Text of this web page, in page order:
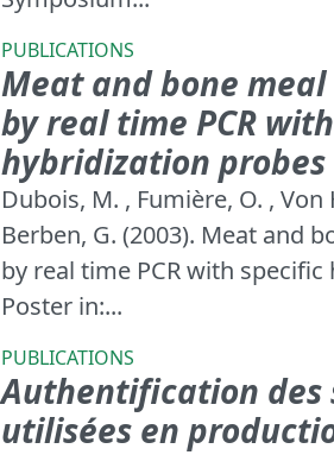
PUBLICATIONS
Meat and bone
by real time PCR
hybridization probes
Dubois, M. , Fumière, O. ,
Berben, G. (2003). Meat and
by real time PCR with
Poster in:...
PUBLICATIONS
Authentification des
utilisées en